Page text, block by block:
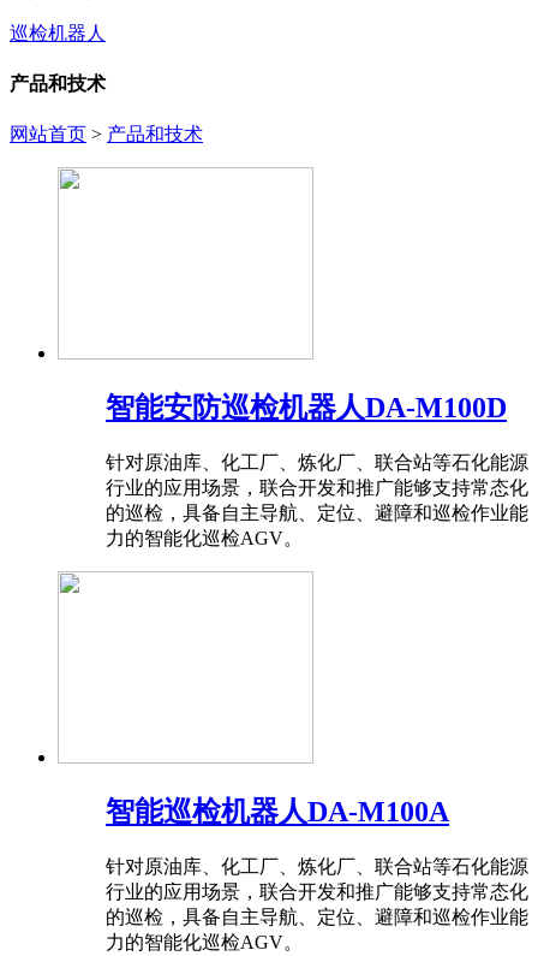
巡检机器人
产品和技术
网站首页 > 产品和技术
智能安防巡检机器人DA-M100D
针对原油库、化工厂、炼化厂、联合站等石化能源
行业的应用场景，联合开发和推广能够支持常态化
的巡检，具备自主导航、定位、避障和巡检作业能
力的智能化巡检AGV。
智能巡检机器人DA-M100A
针对原油库、化工厂、炼化厂、联合站等石化能源
行业的应用场景，联合开发和推广能够支持常态化
的巡检，具备自主导航、定位、避障和巡检作业能
力的智能化巡检AGV。